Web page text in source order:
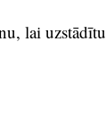
lai uzstādītu